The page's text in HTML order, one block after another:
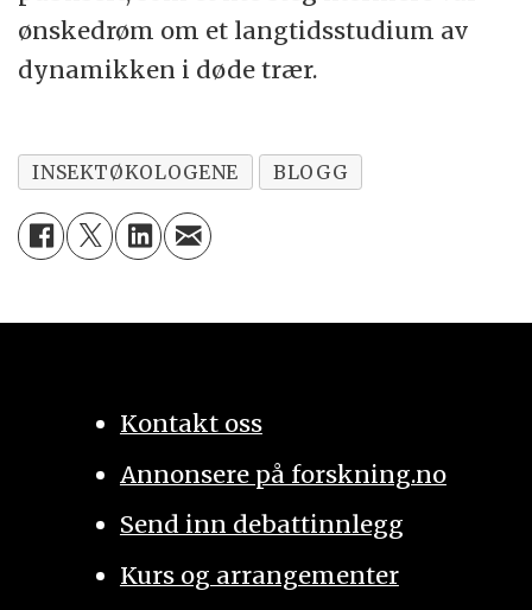
ønskedrøm om et langtidsstudium av
dynamikken i døde trær.
INSEKTØKOLOGENE BLOGG
Kontakt oss
Annonsere på forskning.no
Send inn debattinnlegg
Kurs og arrangementer